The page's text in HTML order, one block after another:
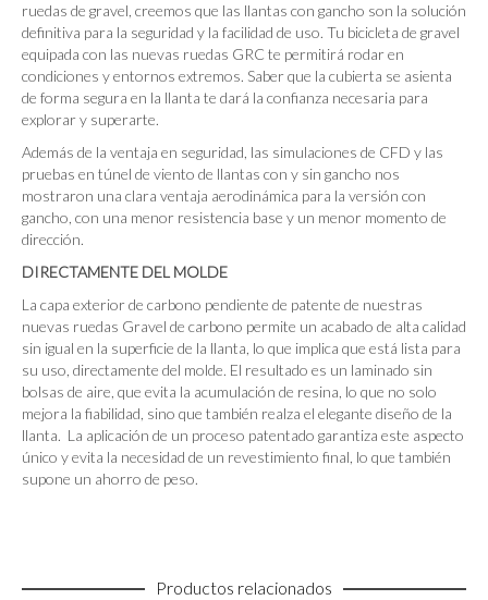
ruedas de gravel, creemos que las llantas con gancho son la solución
definitiva para la seguridad y la facilidad de uso. Tu bicicleta de gravel
equipada con las nuevas ruedas GRC te permitirá rodar en
condiciones y entornos extremos. Saber que la cubierta se asienta
de forma segura en la llanta te dará la confianza necesaria para
explorar y superarte.
Además de la ventaja en seguridad, las simulaciones de CFD y las
pruebas en túnel de viento de llantas con y sin gancho nos
mostraron una clara ventaja aerodinámica para la versión con
gancho, con una menor resistencia base y un menor momento de
dirección.
DIRECTAMENTE DEL MOLDE
La capa exterior de carbono pendiente de patente de nuestras
nuevas ruedas Gravel de carbono permite un acabado de alta calidad
sin igual en la superficie de la llanta, lo que implica que está lista para
su uso, directamente del molde. El resultado es un laminado sin
bolsas de aire, que evita la acumulación de resina, lo que no solo
mejora la fiabilidad, sino que también realza el elegante diseño de la
llanta. La aplicación de un proceso patentado garantiza este aspecto
único y evita la necesidad de un revestimiento final, lo que también
supone un ahorro de peso.
Productos relacionados